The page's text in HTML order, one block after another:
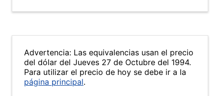
Advertencia: Las equivalencias usan el precio
del dólar del Jueves 27 de Octubre del 1994.
Para utilizar el precio de hoy se debe ir a la
página principal.